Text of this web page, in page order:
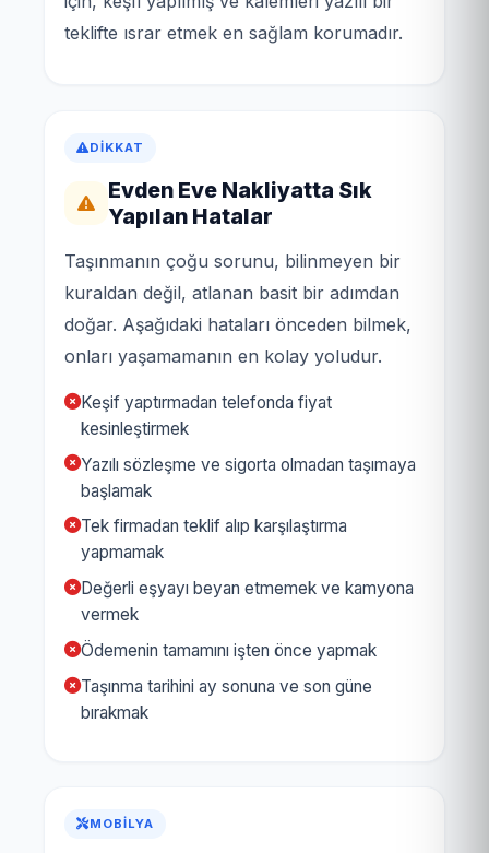
teklifte ısrar etmek en sağlam korumadır.
DIKKAT
Evden Eve Nakliyatta Sık
Yapılan Hatalar
Taşınmanın çoğu sorunu, bilinmeyen bir
kuraldan değil, atlanan basit bir adımdan
doğar. Aşağıdaki hataları önceden bilmek,
onları yaşamamanın en kolay yoludur.
Keşif yaptırmadan telefonda fiyat
kesinleştirmek
Yazılı sözleşme ve sigorta olmadan taşımaya
başlamak
Tek firmadan teklif alıp karşılaştırma
yapmamak
Değerli eşyayı beyan etmemek ve kamyona
vermek
Ödemenin tamamını işten önce yapmak
Taşınma tarihini ay sonuna ve son güne
bırakmak
MOBILYA